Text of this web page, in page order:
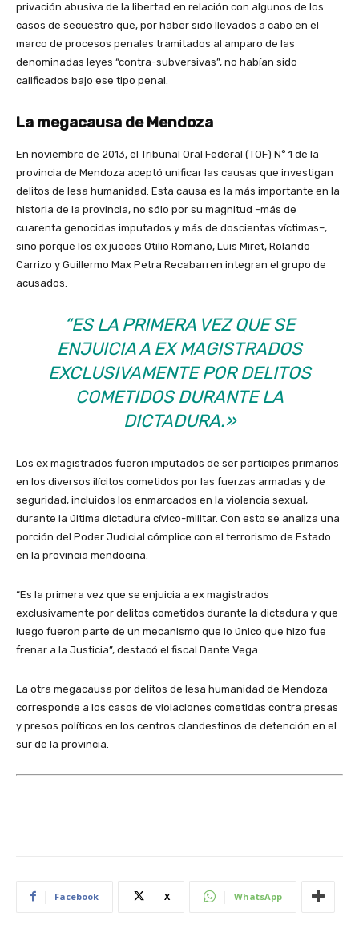
privación abusiva de la libertad en relación con algunos de los
casos de secuestro que, por haber sido llevados a cabo en el
marco de procesos penales tramitados al amparo de las
denominadas leyes “contra-subversivas”, no habían sido
calificados bajo ese tipo penal.
La megacausa de Mendoza
En noviembre de 2013, el Tribunal Oral Federal (TOF) N° 1 de la
provincia de Mendoza aceptó unificar las causas que investigan
delitos de lesa humanidad. Esta causa es la más importante en la
historia de la provincia, no sólo por su magnitud –más de
cuarenta genocidas imputados y más de doscientas víctimas–,
sino porque los ex jueces Otilio Romano, Luis Miret, Rolando
Carrizo y Guillermo Max Petra Recabarren integran el grupo de
acusados.
“ES LA PRIMERA VEZ QUE SE
ENJUICIA A EX MAGISTRADOS
EXCLUSIVAMENTE POR DELITOS
COMETIDOS DURANTE LA
DICTADURA.»
Los ex magistrados fueron imputados de ser partícipes primarios
en los diversos ilícitos cometidos por las fuerzas armadas y de
seguridad, incluidos los enmarcados en la violencia sexual,
durante la última dictadura cívico-militar. Con esto se analiza una
porción del Poder Judicial cómplice con el terrorismo de Estado
en la provincia mendocina.
“Es la primera vez que se enjuicia a ex magistrados
exclusivamente por delitos cometidos durante la dictadura y que
luego fueron parte de un mecanismo que lo único que hizo fue
frenar a la Justicia”, destacó el fiscal Dante Vega.
La otra megacausa por delitos de lesa humanidad de Mendoza
corresponde a los casos de violaciones cometidas contra presas
y presos políticos en los centros clandestinos de detención en el
sur de la provincia.
Facebook X WhatsApp